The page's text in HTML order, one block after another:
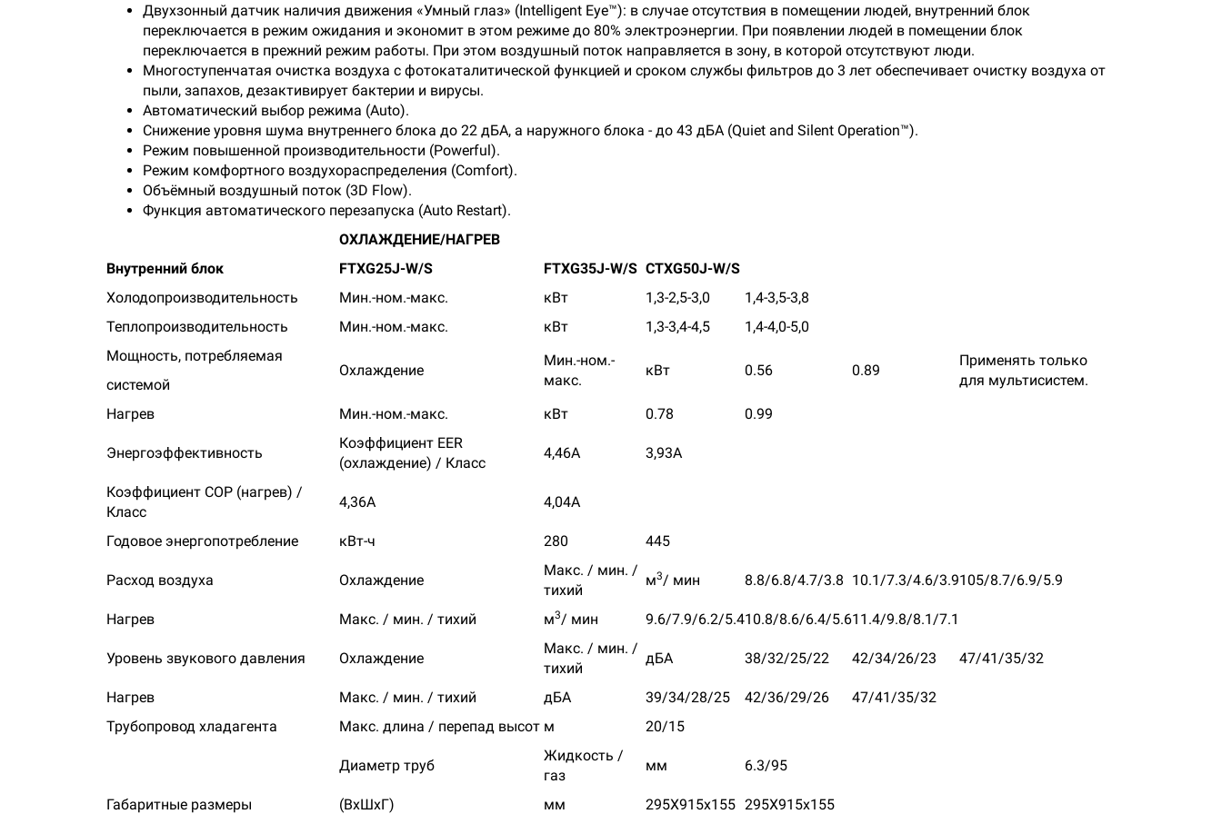
Двухзонный датчик наличия движения «Умный глаз» (Intelligent Eye™): в случае отсутствия в помещении людей, внутренний блок
переключается в режим ожидания и экономит в этом режиме до 80% электроэнергии. При появлении людей в помещении блок
переключается в прежний режим работы. При этом воздушный поток направляется в зону, в которой отсутствуют люди.
Многоступенчатая очистка воздуха с фотокаталитической функцией и сроком службы фильтров до 3 лет обеспечивает очистку воздуха от
пыли, запахов, дезактивирует бактерии и вирусы.
Автоматический выбор режима (Auto).
Снижение уровня шума внутреннего блока до 22 дБА, а наружного блока - до 43 дБА (Quiet and Silent Operation™).
Режим повышенной производительности (Powerful).
Режим комфортного воздухораспределения (Comfort).
Объёмный воздушный поток (3D Flow).
Функция автоматического перезапуска (Auto Restart).
ОХЛАЖДЕНИЕ/НАГРЕВ
Внутренний блок
FTXG25J-W/S FTXG35J-W/S CTXG50J-W/S
Холодопроизводительность
Мин.-ном.-макс. кВт 1,3-2,5-3,0
1,4-3,5-3,8
Теплопроизводительность
Мин.-ном.-макс. кВт 1,3-3,4-4,5
1,4-4,0-5,0
Мощность, потребляемая
системой
Охлаждение
Мин.-ном.-
макс.
кВт 0.56 0.89
Применять только
для мультисистем.
Нагрев
Мин.-ном.-макс. кВт 0.78 0.99
Энергоэффективность
Коэффициент EER
(охлаждение) / Класс
4,46А 3,93А
Коэффициент СОР (нагрев) /
Класс
4,36А 4,04А
Годовое энергопотребление кВт-ч 280 445
Расход воздуха Охлаждение
Макс. / мин. /
тихий
м3/ мин 8.8/6.8/4.7/3.8 10.1/7.3/4.6/3.9105/8.7/6.9/5.9
Нагрев Макс. / мин. / тихий м3/ мин 9.6/7.9/6.2/5.410.8/8.6/6.4/5.611.4/9.8/8.1/7.1
Уровень звукового давления Охлаждение
Макс. / мин. /
тихий
дБА 38/32/25/22 42/34/26/23 47/41/35/32
Нагрев Макс. / мин. / тихий дБА 39/34/28/25 42/36/29/26
47/41/35/32
Трубопровод хладагента
Макс. длина / перепад высот м 20/15
Диаметр труб
Жидкость /
газ
мм 6.3/95
Габаритные размеры (ВхШхГ) мм 295X915x155 295X915x155